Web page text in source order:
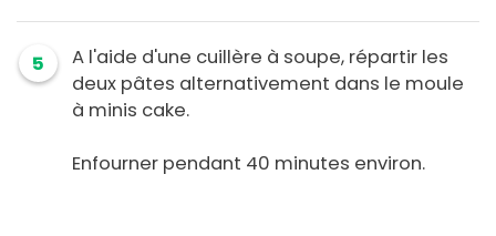
5
A l'aide d'une cuillère à soupe, répartir les
deux pâtes alternativement dans le moule
à minis cake.
Enfourner pendant 40 minutes environ.